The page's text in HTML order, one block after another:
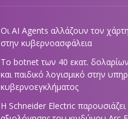
Οι AI Agents αλλάζουν τον
στην κυβερνοασφάλεια
Το botnet των 40 εκατ.
και παιδικό λογισμικό στην
κυβερνοεγκλήματος
Η Schneider Electric